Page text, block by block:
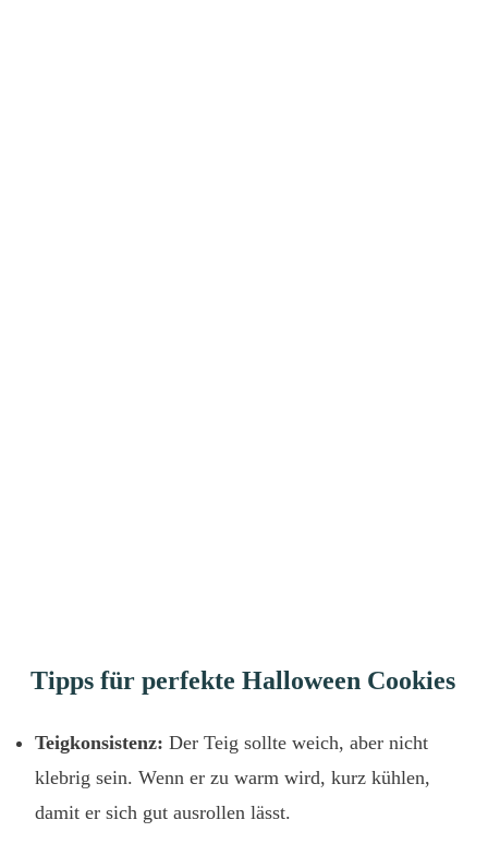
Tipps für perfekte Halloween Cookies
Teigkonsistenz: Der Teig sollte weich, aber nicht
klebrig sein. Wenn er zu warm wird, kurz kühlen,
damit er sich gut ausrollen lässt.